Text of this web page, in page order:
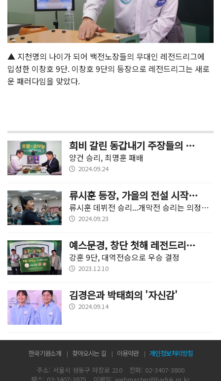
▲ 지천명의 나이가 되어 백전노장들의 무대인 레전드리그에
입성한 이창호 9단. 이창호 9단의 등장으로 레전드리그는 새로
운 패러다임을 맞았다.
희비 갈린 동갑내기 주장들의 신고식
양건 승리, 최명훈 패배
2024.09.24
류시훈 등장, 가을의 전설 시작됐다
류시훈 데뷔전 승리...개막전 승리는 의정부시가 가져가
2024.09.23
예스문경, 창단 첫해 레전드리그 평정
강훈 9단, 대역전승으로 우승 결정
2023.12.10
김경은과 박태희의 '자신감'
2024.09.14
한국기원소개 찾아오시는 길 이용약관
개인정보처리방침
주소: 서울시 성동구 마장로 210
전화: 02-3407-3800